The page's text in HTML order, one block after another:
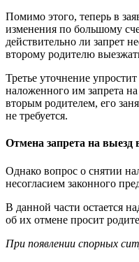
Помимо этого, теперь в
изменения по большому
действительно ли запрет
второму родителю
Третье уточнение
наложенного им запрета
вторым родителем, его
не требуется.
Отмена запрета на выезд
Однако вопрос о снятии
несогласием законного
В данной части остается
об их отмене просит
При появлении спорных